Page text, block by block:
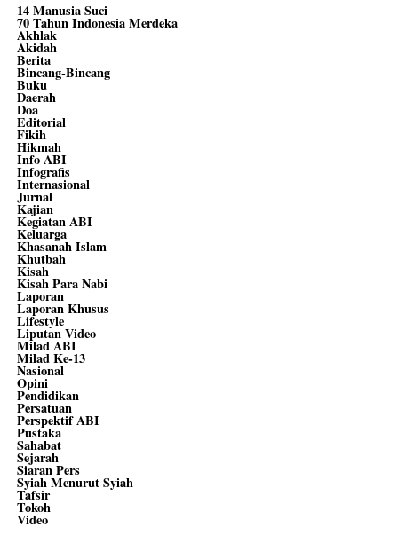
14 Manusia Suci
70 Tahun Indonesia Merdeka
Akhlak
Akidah
Berita
Bincang-Bincang
Buku
Daerah
Doa
Editorial
Fikih
Hikmah
Info ABI
Infografis
Internasional
Jurnal
Kajian
Kegiatan ABI
Keluarga
Khasanah Islam
Khutbah
Kisah
Kisah Para Nabi
Laporan
Laporan Khusus
Lifestyle
Liputan Video
Milad ABI
Milad Ke-13
Nasional
Opini
Pendidikan
Persatuan
Perspektif ABI
Pustaka
Sahabat
Sejarah
Siaran Pers
Syiah Menurut Syiah
Tafsir
Tokoh
Video